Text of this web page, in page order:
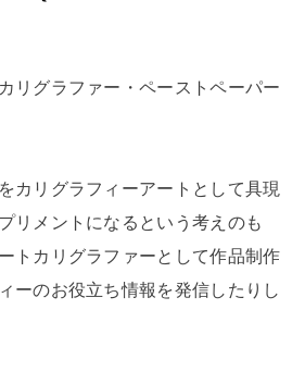
リグラファー・ペーストペーパー
カリグラフィーアートとして具現
リメントになるという考えのも
トカリグラファーとして作品制作
ーのお役立ち情報を発信したりし